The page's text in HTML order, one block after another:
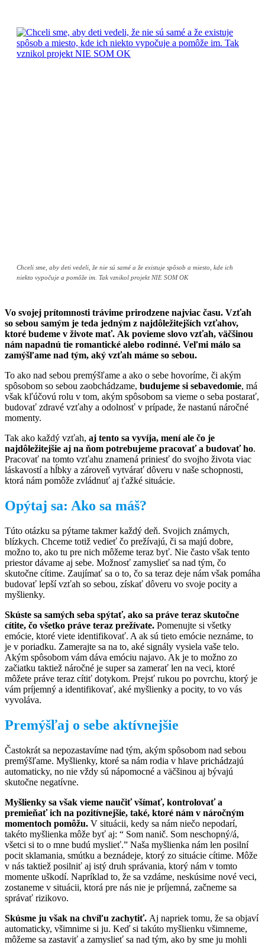
Chceli sme, aby deti vedeli, že nie sú samé a že existuje spôsob a miesto, kde ich
niekto vypočuje a pomôže im. Tak vznikol projekt NIE SOM OK
Vo svojej prítomnosti trávime prirodzene najviac času. Vzťah
so sebou samým je teda jedným z najdôležitejších vzťahov,
ktoré budeme v živote mať. Ak povieme slovo vzťah, väčšinou
nám napadnú tie romantické alebo rodinné. Veľmi málo sa
zamýšľame nad tým, aký vzťah máme so sebou.
To ako nad sebou premýšľame a ako o sebe hovoríme, či akým
spôsobom so sebou zaobchádzame, budujeme si sebavedomie, má
však kľúčovú rolu v tom, akým spôsobom sa vieme o seba postarať,
budovať zdravé vzťahy a odolnosť v prípade, že nastanú náročné
momenty.
Tak ako každý vzťah, aj tento sa vyvíja, mení ale čo je
najdôležitejšie aj na ňom potrebujeme pracovať a budovať ho.
Pracovať na tomto vzťahu znamená priniesť do svojho života viac
láskavostí a hĺbky a zároveň vytvárať dôveru v naše schopnosti,
ktorá nám pomôže zvládnuť aj ťažké situácie.
Opýtaj sa: Ako sa máš?
Túto otázku sa pýtame takmer každý deň. Svojich známych,
blízkych. Chceme totiž vedieť čo prežívajú, či sa majú dobre,
možno to, ako tu pre nich môžeme teraz byť. Nie často však tento
priestor dávame aj sebe. Možnosť zamyslieť sa nad tým, čo
skutočne cítime. Zaujímať sa o to, čo sa teraz deje nám však pomáha
budovať lepší vzťah so sebou, získať dôveru vo svoje pocity a
myšlienky.
Skúste sa samých seba spýtať, ako sa práve teraz skutočne
cítite, čo všetko práve teraz prežívate. Pomenujte si všetky
emócie, ktoré viete identifikovať. A ak sú tieto emócie neznáme, to
je v poriadku. Zamerajte sa na to, aké signály vysiela vaše telo.
Akým spôsobom vám dáva emóciu najavo. Ak je to možno zo
začiatku taktiež náročné je super sa zamerať len na veci, ktoré
môžete práve teraz cítiť dotykom. Prejsť rukou po povrchu, ktorý je
vám príjemný a identifikovať, aké myšlienky a pocity, to vo vás
vyvoláva.
Premýšľaj o sebe aktívnejšie
Častokrát sa nepozastavíme nad tým, akým spôsobom nad sebou
premýšľame. Myšlienky, ktoré sa nám rodia v hlave prichádzajú
automaticky, no nie vždy sú nápomocné a väčšinou aj bývajú
skutočne negatívne.
Myšlienky sa však vieme naučiť všímať, kontrolovať a
premieňať ich na pozitívnejšie, také, ktoré nám v náročným
momentoch pomôžu. V situácii, kedy sa nám niečo nepodarí,
takéto myšlienka môže byť aj: “ Som nanič. Som neschopný/á,
všetci si to o mne budú myslieť.” Naša myšlienka nám len posilní
pocit sklamania, smútku a beznádeje, ktorý zo situácie cítime. Môže
v nás taktiež posilniť aj istý druh správania, ktorý nám v tomto
momente uškodí. Napríklad to, že sa vzdáme, neskúsime nové veci,
zostaneme v situácii, ktorá pre nás nie je príjemná, začneme sa
správať rizikovo.
Skúsme ju však na chvíľu zachytiť. Aj napriek tomu, že sa objaví
automaticky, všimnime si ju. Keď si takúto myšlienku všimneme,
môžeme sa zastaviť a zamyslieť sa nad tým, ako by sme ju mohli